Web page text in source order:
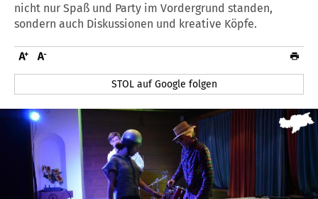
nicht nur Spaß und Party im Vordergrund standen,
sondern auch Diskussionen und kreative Köpfe.
STOL auf Google folgen